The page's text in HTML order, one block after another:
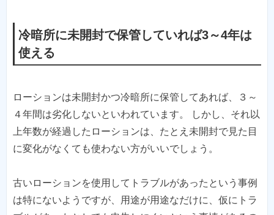
冷暗所に未開封で保管していれば3～4年は
使える
ローションは未開封かつ冷暗所に保管してあれば、３～
４年間は劣化しないといわれています。 しかし、それ以
上年数が経過したローションは、たとえ未開封で見た目
に変化がなくても使わない方がいいでしょう。
古いローションを使用してトラブルがあったという事例
は特にないようですが、用途が用途なだけに、仮にトラ